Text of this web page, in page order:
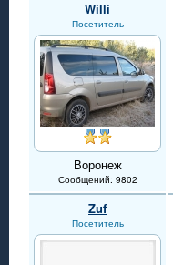
Willi
Посетитель
Воронеж
Сообщений: 9802
Zuf
Посетитель